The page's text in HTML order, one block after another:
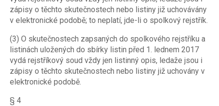
zápisy o těchto skutečnostech nebo listiny již uchovávány
v elektronické podobě; to neplatí, jde-li o spolkový rejstřík.
(3) O skutečnostech zapsaných do spolkového rejstříku a
listinách uložených do sbírky listin před 1. lednem 2017
vydá rejstříkový soud vždy jen listinný opis, ledaže jsou i
zápisy o těchto skutečnostech nebo listiny již uchovány v
elektronické podobě.
§ 4